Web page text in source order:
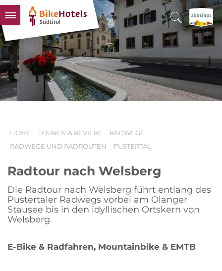
BIKEHOTELS
HOTELS & PAKETE
TOUREN & REVIERE
SÜDTIROL & WIR
HOME TOUREN & REVIERE
RADWEGE
RADWEGE UND RADROUTEN
PUSTERTAL
Radtour nach Welsberg
Die Radtour nach Welsberg führt entlang des
Pustertaler Radwegs vorbei am Olanger
Stausee bis in den idyllischen Ortskern von
Welsberg.
E-Bike & Radfahren, Mountainbike & EMTB